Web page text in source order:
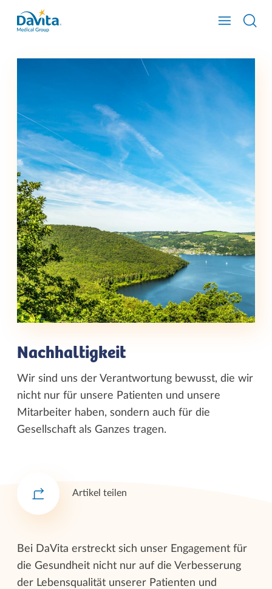
Nachhaltigkeit
Wir sind uns der Verantwortung bewusst, die wir
nicht nur für unsere Patienten und unsere
Mitarbeiter haben, sondern auch für die
Gesellschaft als Ganzes tragen.
Artikel teilen
Bei DaVita erstreckt sich unser Engagement für
die Gesundheit nicht nur auf die Verbesserung
der Lebensqualität unserer Patienten und